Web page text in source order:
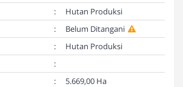
:
Hutan Produksi
:
Belum Ditangani
:
Hutan Produksi
:
:
5.669,00 Ha